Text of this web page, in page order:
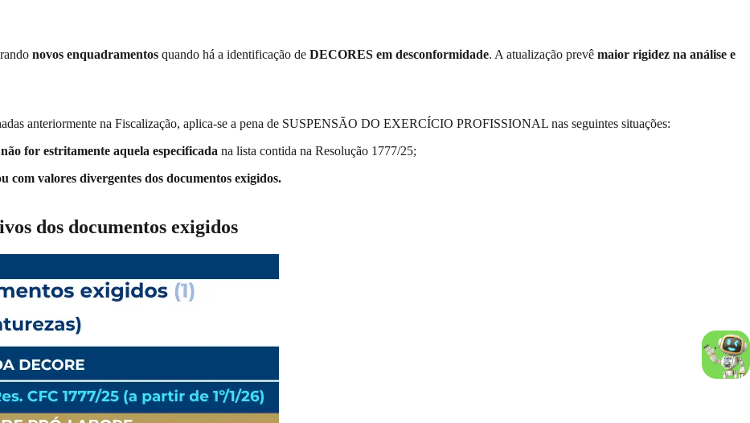
novos enquadramentos quando há a identificação de DECORES em desconformidade. A atualização prevê maior rigidez na análise e
anteriormente na Fiscalização, aplica-se a pena de SUSPENSÃO DO EXERCÍCIO PROFISSIONAL nas seguintes situações:
for estritamente aquela especificada na lista contida na Resolução 1777/25;
valores divergentes dos documentos exigidos.
dos documentos exigidos